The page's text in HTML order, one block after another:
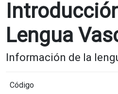
Lengua
Información de la
Código